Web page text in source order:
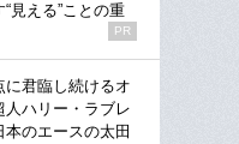
“見える”ことの重
PR
に君臨し続けるオ
人ハリー・ラブレ
本のエースの太田